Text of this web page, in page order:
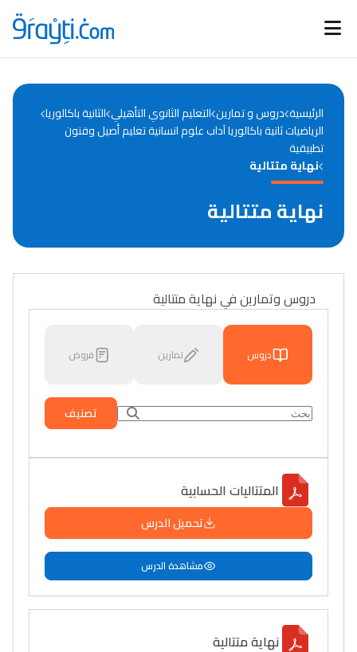
Catégories
d'actualités
Annonces bourses
الرئيسية دروس و تمارين التعليم الثانوي التأهيلي الثانية باكالوريا
الرياضيات ثانية باكالوريا آداب علوم انسانية تعليم أصيل وفنون
تطبيقية
نهاية متتالية
نهاية متتالية
دروس وتمارين في نهاية متتالية
دروس تمارين فروض
تصنيف
المتتاليات الحسابية
تحميل الدرس
مشاهدة الدرس
نهاية متتالية